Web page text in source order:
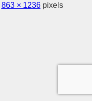
863 × 1236pixels